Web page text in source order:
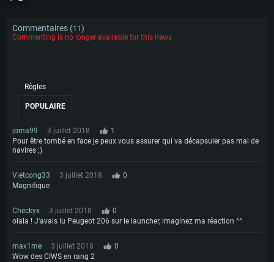
Commentaires (11 )
Commenting is no longer available for this news
Règles
POPULAIRE
joma99 3 juillet 2018
1
Pour être tombé en face je peux vous assurer qui va décapsuler pas mal de
navires ;)
Vietcong33 3 juillet 2018
0
Magnifique
Checkyx 3 juillet 2018
0
olala ! J'avais lu Peugeot 206 sur le launcher, imaginez ma réaction ^^
max1me 3 juillet 2018
0
Wow des CIWS en rang 2